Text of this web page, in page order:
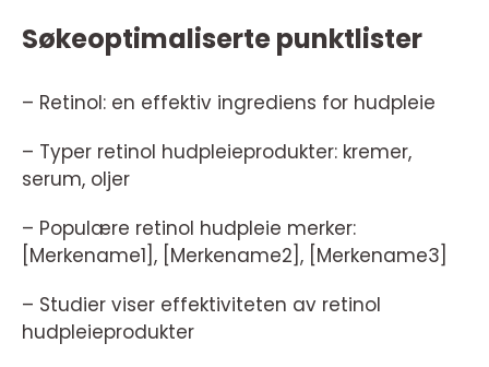
Søkeoptimaliserte punktlister
– Retinol: en effektiv ingrediens for hudpleie
– Typer retinol hudpleieprodukter: kremer,
serum, oljer
– Populære retinol hudpleie merker:
[Merkename1], [Merkename2], [Merkename3]
– Studier viser effektiviteten av retinol
hudpleieprodukter